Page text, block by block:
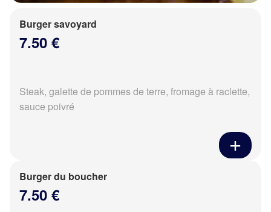
Burger savoyard
7.50 €
Steak, galette de pommes de terre, fromage à raclette,
sauce poivré
Burger du boucher
7.50 €